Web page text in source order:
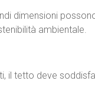
dimensioni
ambientale.
il tetto deve